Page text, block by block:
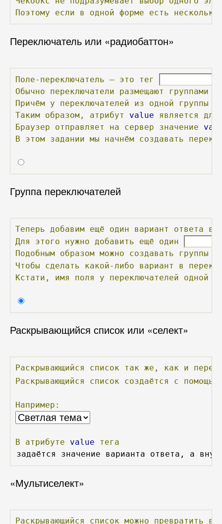
Поэтому
если в одной форме есть несколько
Переключатель или «радиобаттон»
Поле-переключатель — это
тег
Обычно
переключатели размещают группами
Причём у переключателей из одной группы
Таким образом, атрибут value является
для
Браузер
отправляет на сервер значение
В
этом задании мы начнём создавать
Группа переключателей
Теперь добавим ещё один вариант ответа в
Для
этого нужно добавить ещё
один
Подобным образом можно создавать группы
Чтобы
сделать какой-либо вариант в
Кстати,
имя поля у переключателей одной
Раскрывающийся список или «селект»
Раскрывающийся список так же, как и
Раскрывающийся
список создаётся с помощью
Например:
В атрибуте value тега
«Мультиселект»
Раскрывающийся список можно превратить в